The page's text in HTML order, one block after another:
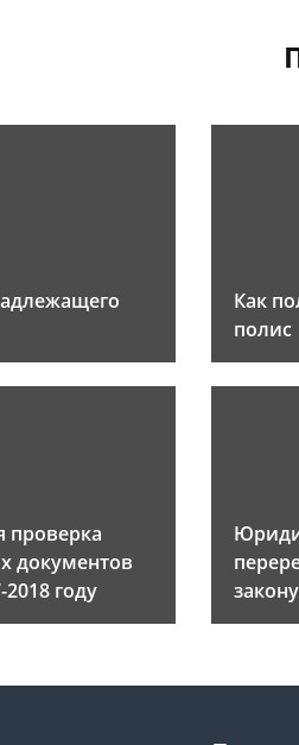
Как
полис
проверка
документов
году